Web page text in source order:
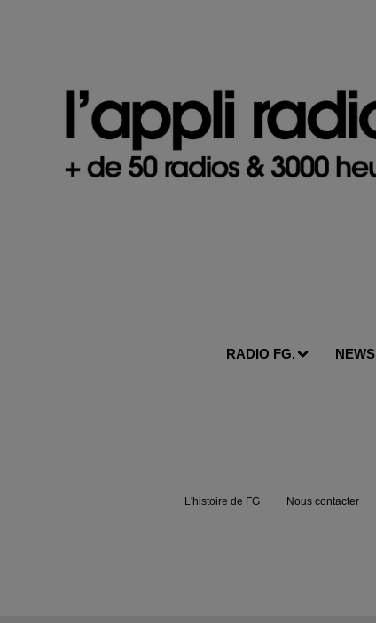
RADIO FG. NEWS
L'histoire de FG Nous contacter